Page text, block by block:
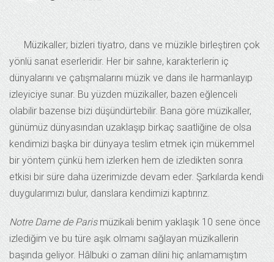
Müzikaller; bizleri tiyatro, dans ve müzikle birleştiren çok
yönlü sanat eserleridir. Her bir sahne, karakterlerin iç
dünyalarını ve çatışmalarını müzik ve dans ile harmanlayıp
izleyiciye sunar. Bu yüzden müzikaller, bazen eğlenceli
olabilir bazense bizi düşündürtebilir. Bana göre müzikaller,
günümüz dünyasından uzaklaşıp birkaç saatliğine de olsa
kendimizi başka bir dünyaya teslim etmek için mükemmel
bir yöntem çünkü hem izlerken hem de izledikten sonra
etkisi bir süre daha üzerimizde devam eder. Şarkılarda kendi
duygularımızı bulur, danslara kendimizi kaptırırız.
Notre Dame de Parismüzikali benim yaklaşık 10 sene önce
izlediğim ve bu türe aşık olmamı sağlayan müzikallerin
başında geliyor. Hâlbuki o zaman dilini hiç anlamamıştım